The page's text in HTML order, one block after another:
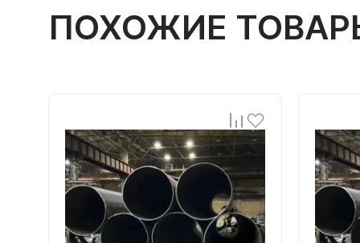
ПОХОЖИЕ